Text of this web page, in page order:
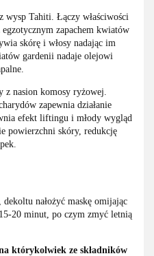
wysp Tahiti. Łączy właściwości
zapachem kwiatów
skórę i włosy nadając im
gardenii nadaje olejowi
z nasion komosy ryżowej.
zapewnia działanie
efekt liftingu i młody wygląd
powierzchni skóry, redukcję
nałożyć maskę omijając
20 minut, po czym zmyć letnią
którykolwiek ze składników